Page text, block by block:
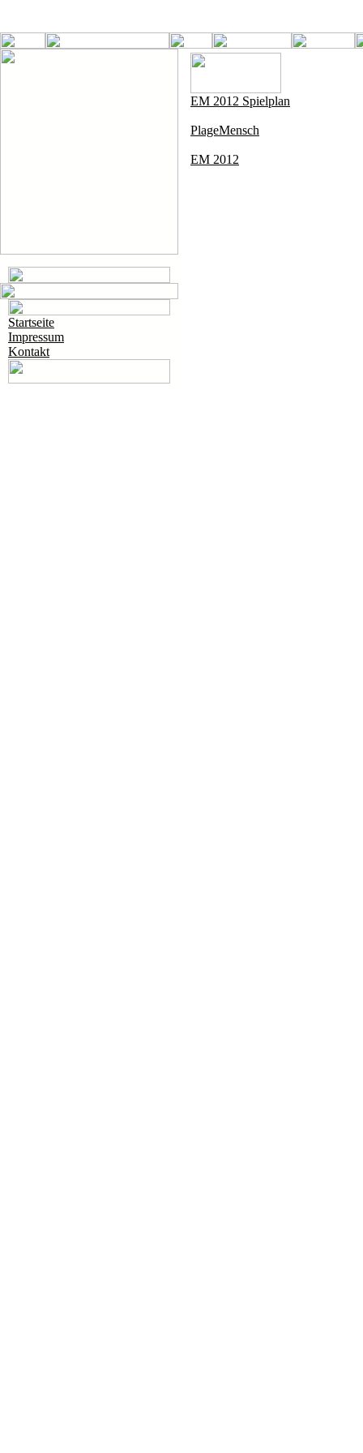
Startseite
Impressum
Kontakt
EM 2012 Spielplan
PlageMensch
EM 2012